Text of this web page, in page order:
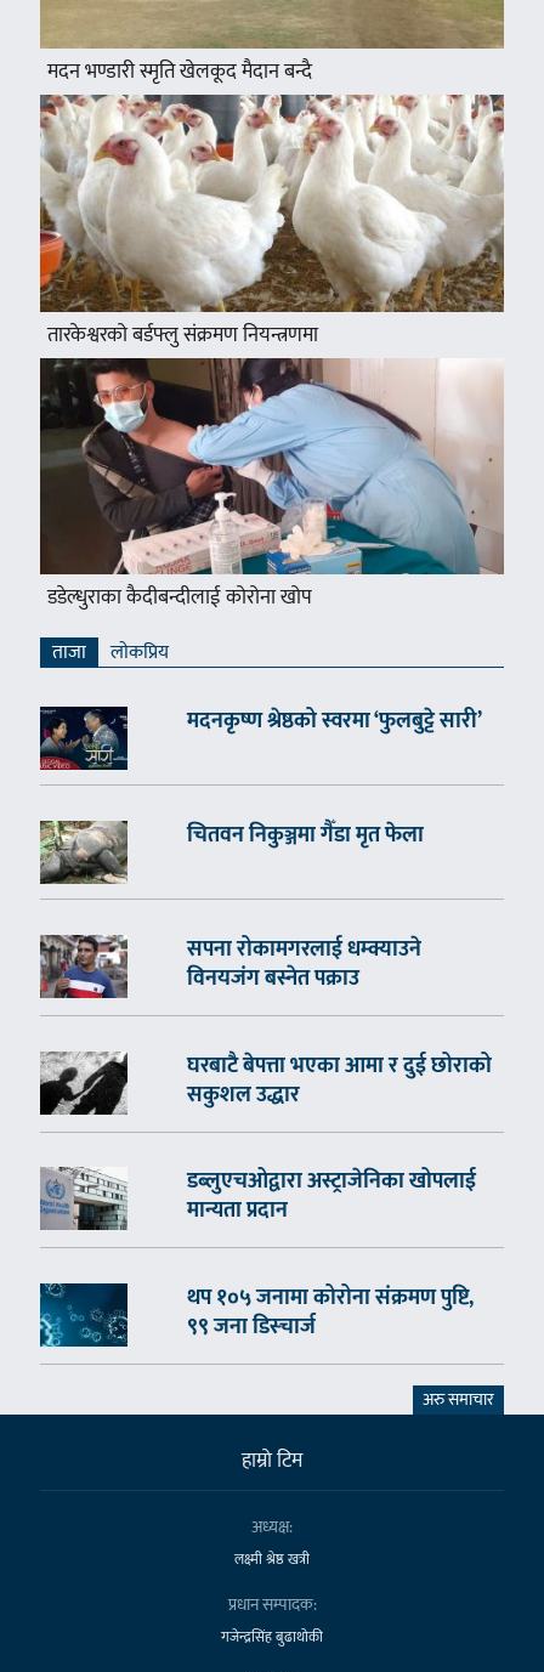
मदन भण्डारी स्मृति खेलकूद मैदान बन्दै
तारकेश्वरको बर्डफ्लु संक्रमण नियन्त्रणमा
डडेल्धुराका कैदीबन्दीलाई कोरोना खोप
ताजा लाेकप्रिय
मदनकृष्ण श्रेष्ठको स्वरमा ‘फुलबुट्टे सारी’
चितवन निकुञ्जमा गैँडा मृत फेला
सपना रोकामगरलाई धम्क्याउने
विनयजंग बस्नेत पक्राउ
घरबाटै बेपत्ता भएका आमा र दुई छोराको
सकुशल उद्धार
डब्लुएचओद्वारा अस्ट्राजेनिका खोपलाई
मान्यता प्रदान
थप १०५ जनामा कोरोना संक्रमण पुष्टि,
९९ जना डिस्चार्ज
अरु समाचार
हाम्राे टिम
अध्यक्ष:
लक्ष्मी श्रेष्ठ खत्री
प्रधान सम्पादक:
गजेन्द्रसिंह बुढाथोकी